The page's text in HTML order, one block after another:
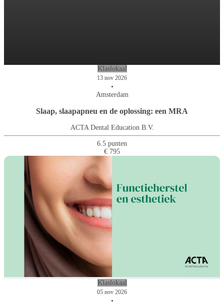
Effectief communiceren
Slaap, slaapapneu en de
oplossing: een MRA
Klaslokaal
13 nov 2026
•
Amsterdam
Slaap, slaapapneu en de oplossing: een MRA
ACTA Dental Education B.V.
6.5 punten
€ 795
Klaslokaal
05 nov 2026
•
Paro-workshop voor de
algemene- en
mondhygiënepraktijk
Motiverende gespreksvoering
Digitaal afdrukken in de
tandartspraktijk